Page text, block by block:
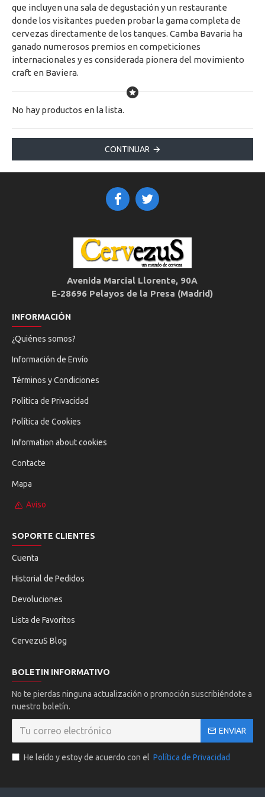
que incluyen una sala de degustación y un restaurante
donde los visitantes pueden probar la gama completa de
cervezas directamente de los tanques. Camba Bavaria ha
ganado numerosos premios en competiciones
internacionales y es considerada pionera del movimiento
craft en Baviera.
No hay productos en la lista.
CONTINUAR
Avenida Marcial Llorente, 90A
E-28696 Pelayos de la Presa (Madrid)
INFORMACIÓN
¿Quiénes somos?
Información de Envío
Términos y Condiciones
Politica de Privacidad
Política de Cookies
Information about cookies
Contacte
Mapa
Aviso
SOPORTE CLIENTES
Cuenta
Historial de Pedidos
Devoluciones
Lista de Favoritos
CervezuS Blog
BOLETIN INFORMATIVO
No te pierdas ninguna actualización o promoción suscribiéndote a
nuestro boletín.
ENVIAR
He leído y estoy de acuerdo con el Política de Privacidad